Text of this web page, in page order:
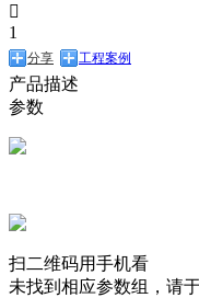

1
分享 工程案例
产品描述
参数
扫二维码用手机看
未找到相应参数组，